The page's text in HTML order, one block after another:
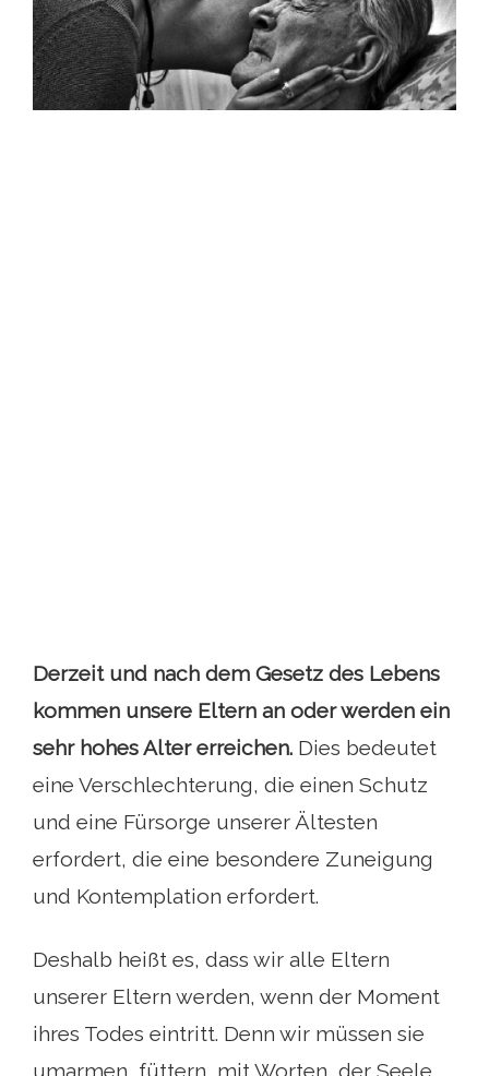
Derzeit und nach dem Gesetz des Lebens
kommen unsere Eltern an oder werden ein
sehr hohes Alter erreichen. Dies bedeutet
eine Verschlechterung, die einen Schutz
und eine Fürsorge unserer Ältesten
erfordert, die eine besondere Zuneigung
und Kontemplation erfordert.
Deshalb heißt es, dass wir alle Eltern
unserer Eltern werden, wenn der Moment
ihres Todes eintritt. Denn wir müssen sie
umarmen, füttern, mit Worten, der Seele